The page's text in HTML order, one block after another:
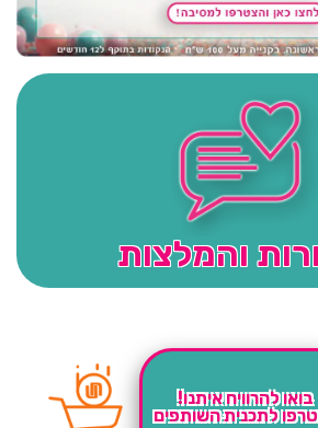
והמלצות
בואו להרוויח איתנו!
לתכנית השותפים